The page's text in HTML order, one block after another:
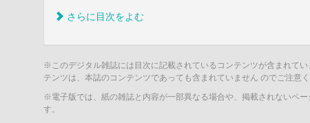
さらに目次をよむ
※このデジタル雑誌には目次に記載されているコンテンツが含まれて
テンツは、本誌のコンテンツであっても含まれていません のでご注意く
※電子版では、紙の雑誌と内容が一部異なる場合や、掲載されないペー
す。